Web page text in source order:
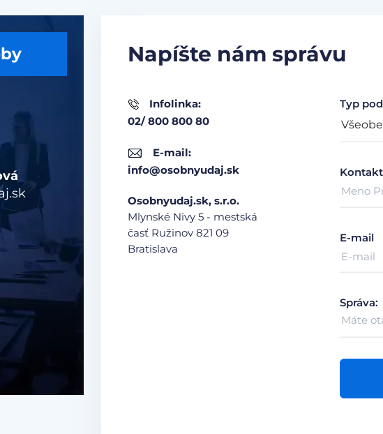
Napíšte nám správu
Infolinka:
02/ 800 800 80
E-mail:
info@osobnyudaj.sk
Osobnyudaj.sk, s.r.o.
Mlynské Nivy 5 - mestská
časť Ružinov 821 09
Bratislava
Typ
E-mail
Správa: